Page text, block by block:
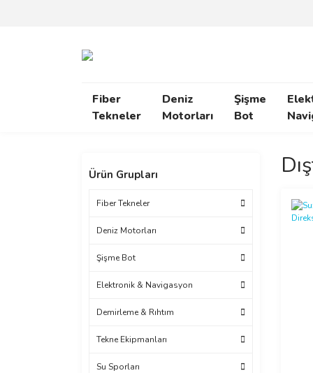
Fiber
Tekneler
Deniz
Motorları
Şişme
Bot
Ürün Grupları
Fiber Tekneler
Deniz Motorları
Şişme Bot
Elektronik & Navigasyon
Demirleme & Rıhtım
Tekne Ekipmanları
Su Sporları